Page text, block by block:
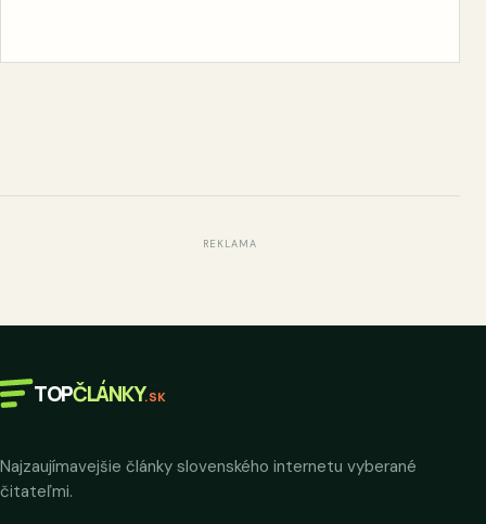
REKLAMA
TOPČLÁNKY.SK
Najzaujímavejšie články slovenského internetu vyberané
čitateľmi.